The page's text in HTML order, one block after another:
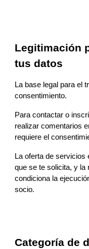
Legitimación
tus datos
La base legal para el
consentimiento.
Para contactar o
realizar comentarios
requiere el
La oferta de servicios
que se te solicita, y la
condiciona la
socio.
Categoría de